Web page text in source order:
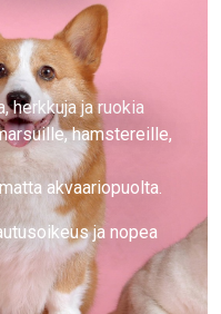
herkkuja ja ruokia
hamstereille,
akvaariopuolta.
ja nopea